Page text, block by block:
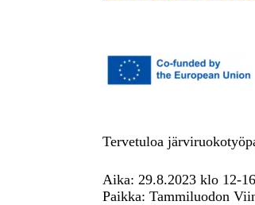
Tervetuloa
Aika: 29.8.2023 klo 12-16
Paikka: Tammiluodon